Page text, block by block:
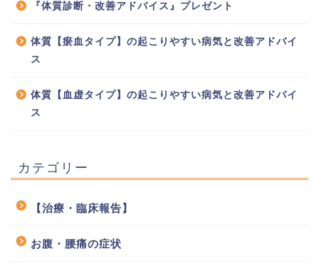
『体質診断・改善アドバイス』プレゼント
体質【瘀血タイプ】の起こりやすい病気と改善アドバイ
ス
体質【血虚タイプ】の起こりやすい病気と改善アドバイ
ス
カテゴリー
【治療・臨床報告】
お腹・腰痛の症状